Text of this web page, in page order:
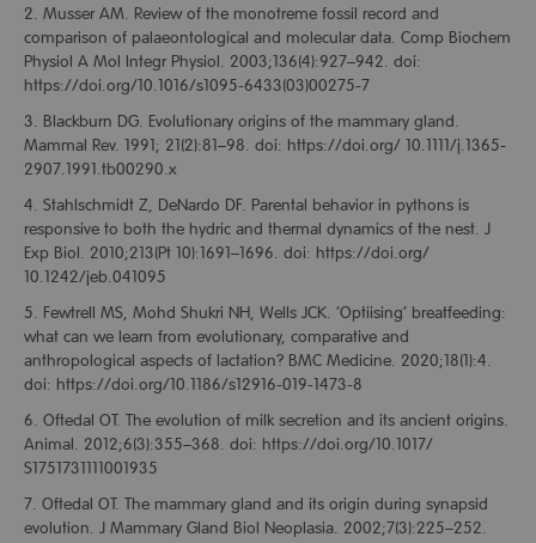
2. Musser AM. Review of the monotreme fossil record and
comparison of palaeontological and molecular data. Comp Biochem
Physiol A Mol Integr Physiol. 2003;136(4):927–942. doi:
https://doi.org/10.1016/s1095-6433(03)00275-7
3. Blackburn DG. Evolutionary origins of the mammary gland.
Mammal Rev. 1991; 21(2):81–98. doi: https://doi.org/ 10.1111/j.1365-
2907.1991.tb00290.x
4. Stahlschmidt Z, DeNardo DF. Parental behavior in pythons is
responsive to both the hydric and thermal dynamics of the nest. J
Exp Biol. 2010;213(Pt 10):1691–1696. doi: https://doi.org/
10.1242/jeb.041095
5. Fewtrell MS, Mohd Shukri NH, Wells JCK. ‘Optiising’ breatfeeding:
what can we learn from evolutionary, comparative and
anthropological aspects of lactation? BMC Medicine. 2020;18(1):4.
doi: https://doi.org/10.1186/s12916-019-1473-8
6. Oftedal OT. The evolution of milk secretion and its ancient origins.
Animal. 2012;6(3):355–368. doi: https://doi.org/10.1017/
S1751731111001935
7. Oftedal OT. The mammary gland and its origin during synapsid
evolution. J Mammary Gland Biol Neoplasia. 2002;7(3):225–252.